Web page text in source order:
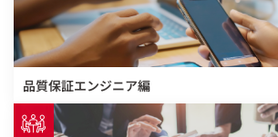
品質保証エンジニア編